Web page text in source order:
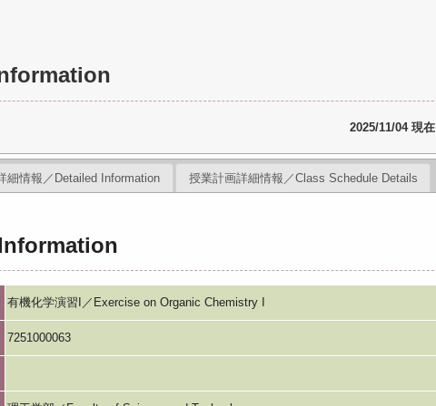
2025/11/04 現在
細情報／Detailed Information 授業計画詳細情報／Class Schedule Details
有機化学演習I／Exercise on Organic Chemistry I
7251000063